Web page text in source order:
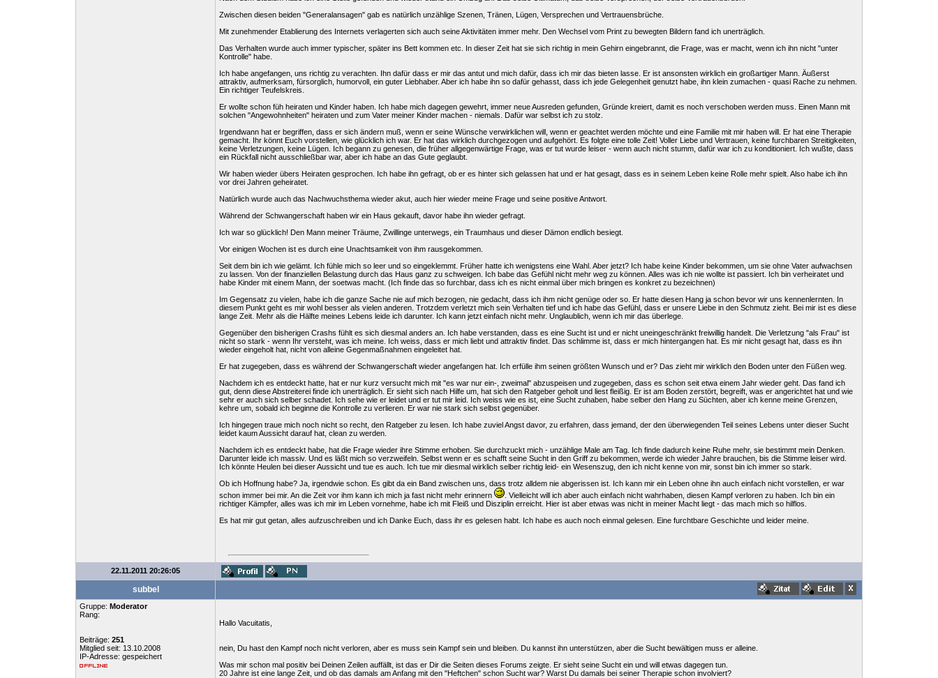
Zwischen diesen beiden "Generalansagen" gab es natürlich unzählige Szenen, Tränen, Lügen, Versprechen und Vertrauensbrüche.
Mit zunehmender Etablierung des Internets verlagerten sich auch seine Aktivitäten immer mehr. Den Wechsel vom Print zu bewegten Bildern fand ich unerträglich.
Das Verhalten wurde auch immer typischer, später ins Bett kommen etc. In dieser Zeit hat sie sich richtig in mein Gehirn eingebrannt, die Frage, was er macht, wenn ich ihn nicht "unter
Kontrolle" habe.
Ich habe angefangen, uns richtig zu verachten. Ihn dafür dass er mir das antut und mich dafür, dass ich mir das bieten lasse. Er ist ansonsten wirklich ein großartiger Mann. Äußerst
attraktiv, aufmerksam, fürsorglich, humorvoll, ein guter Liebhaber. Aber ich habe ihn so dafür gehasst, dass ich jede Gelegenheit genutzt habe, ihn klein zumachen - quasi Rache zu nehmen.
Ein richtiger Teufelskreis.
Er wollte schon füh heiraten und Kinder haben. Ich habe mich dagegen gewehrt, immer neue Ausreden gefunden, Gründe kreiert, damit es noch verschoben werden muss. Einen Mann mit
solchen "Angewohnheiten" heiraten und zum Vater meiner Kinder machen - niemals. Dafür war selbst ich zu stolz.
Irgendwann hat er begriffen, dass er sich ändern muß, wenn er seine Wünsche verwirklichen will, wenn er geachtet werden möchte und eine Familie mit mir haben will. Er hat eine Therapie
gemacht. Ihr könnt Euch vorstellen, wie glücklich ich war. Er hat das wirklich durchgezogen und aufgehört. Es folgte eine tolle Zeit! Voller Liebe und Vertrauen, keine furchbaren Streitigkeiten,
keine Verletzungen, keine Lügen. Ich begann zu genesen, die früher allgegenwärtige Frage, was er tut wurde leiser - wenn auch nicht stumm, dafür war ich zu konditioniert. Ich wußte, dass
ein Rückfall nicht ausschließbar war, aber ich habe an das Gute geglaubt.
Wir haben wieder übers Heiraten gesprochen. Ich habe ihn gefragt, ob er es hinter sich gelassen hat und er hat gesagt, dass es in seinem Leben keine Rolle mehr spielt. Also habe ich ihn
vor drei Jahren geheiratet.
Natürlich wurde auch das Nachwuchsthema wieder akut, auch hier wieder meine Frage und seine positive Antwort.
Während der Schwangerschaft haben wir ein Haus gekauft, davor habe ihn wieder gefragt.
Ich war so glücklich! Den Mann meiner Träume, Zwillinge unterwegs, ein Traumhaus und dieser Dämon endlich besiegt.
Vor einigen Wochen ist es durch eine Unachtsamkeit von ihm rausgekommen.
Seit dem bin ich wie gelämt. Ich fühle mich so leer und so eingeklemmt. Früher hatte ich wenigstens eine Wahl. Aber jetzt? Ich habe keine Kinder bekommen, um sie ohne Vater aufwachsen
zu lassen. Von der finanziellen Belastung durch das Haus ganz zu schweigen. Ich babe das Gefühl nicht mehr weg zu können. Alles was ich nie wollte ist passiert. Ich bin verheiratet und
habe Kinder mit einem Mann, der soetwas macht. (Ich finde das so furchbar, dass ich es nicht einmal über mich bringen es konkret zu bezeichnen)
Im Gegensatz zu vielen, habe ich die ganze Sache nie auf mich bezogen, nie gedacht, dass ich ihm nicht genüge oder so. Er hatte diesen Hang ja schon bevor wir uns kennenlernten. In
diesem Punkt geht es mir wohl besser als vielen anderen. Trotzdem verletzt mich sein Verhalten tief und ich habe das Gefühl, dass er unsere Liebe in den Schmutz zieht. Bei mir ist es diese
lange Zeit. Mehr als die Hälfte meines Lebens leide ich darunter. Ich kann jetzt einfach nicht mehr. Unglaublich, wenn ich mir das überlege.
Gegenüber den bisherigen Crashs fühlt es sich diesmal anders an. Ich habe verstanden, dass es eine Sucht ist und er nicht uneingeschränkt freiwillig handelt. Die Verletzung "als Frau" ist
nicht so stark - wenn Ihr versteht, was ich meine. Ich weiss, dass er mich liebt und attraktiv findet. Das schlimme ist, dass er mich hintergangen hat. Es mir nicht gesagt hat, dass es ihn
wieder eingeholt hat, nicht von alleine Gegenmaßnahmen eingeleitet hat.
Er hat zugegeben, dass es während der Schwangerschaft wieder angefangen hat. Ich erfülle ihm seinen größten Wunsch und er? Das zieht mir wirklich den Boden unter den Füßen weg.
Nachdem ich es entdeckt hatte, hat er nur kurz versucht mich mit "es war nur ein-, zweimal" abzuspeisen und zugegeben, dass es schon seit etwa einem Jahr wieder geht. Das fand ich
gut, denn diese Abstreiterei finde ich unerträglich. Er sieht sich nach Hilfe um, hat sich den Ratgeber geholt und liest fleißig. Er ist am Boden zerstört, begreift, was er angerichtet hat und wie
sehr er auch sich selber schadet. Ich sehe wie er leidet und er tut mir leid. Ich weiss wie es ist, eine Sucht zuhaben, habe selber den Hang zu Süchten, aber ich kenne meine Grenzen,
kehre um, sobald ich beginne die Kontrolle zu verlieren. Er war nie stark sich selbst gegenüber.
Ich hingegen traue mich noch nicht so recht, den Ratgeber zu lesen. Ich habe zuviel Angst davor, zu erfahren, dass jemand, der den überwiegenden Teil seines Lebens unter dieser Sucht
leidet kaum Aussicht darauf hat, clean zu werden.
Nachdem ich es entdeckt habe, hat die Frage wieder ihre Stimme erhoben. Sie durchzuckt mich - unzählige Male am Tag. Ich finde dadurch keine Ruhe mehr, sie bestimmt mein Denken.
Darunter leide ich massiv. Und es läßt mich so verzweifeln. Selbst wenn er es schafft seine Sucht in den Griff zu bekommen, werde ich wieder Jahre brauchen, bis die Stimme leiser wird.
Ich könnte Heulen bei dieser Aussicht und tue es auch. Ich tue mir diesmal wirklich selber richtig leid- ein Wesenszug, den ich nicht kenne von mir, sonst bin ich immer so stark.
Ob ich Hoffnung habe? Ja, irgendwie schon. Es gibt da ein Band zwischen uns, dass trotz alldem nie abgerissen ist. Ich kann mir ein Leben ohne ihn auch einfach nicht vorstellen, er war
schon immer bei mir. An die Zeit vor ihm kann ich mich ja fast nicht mehr erinnern
. Vielleicht will ich aber auch einfach nicht wahrhaben, diesen Kampf verloren zu haben. Ich bin ein
richtiger Kämpfer, alles was ich mir im Leben vornehme, habe ich mit Fleiß und Disziplin erreicht. Hier ist aber etwas was nicht in meiner Macht liegt - das mach mich so hilflos.
Es hat mir gut getan, alles aufzuschreiben und ich Danke Euch, dass ihr es gelesen habt. Ich habe es auch noch einmal gelesen. Eine furchtbare Geschichte und leider meine.
22.11.2011 20:26:05
subbel
Gruppe: Moderator
Rang:
Beiträge: 251
Mitglied seit: 13.10.2008
IP-Adresse: gespeichert
Hallo Vacuitatis,
nein, Du hast den Kampf noch nicht verloren, aber es muss sein Kampf sein und bleiben. Du kannst ihn unterstützen, aber die Sucht bewältigen muss er alleine.
Was mir schon mal positiv bei Deinen Zeilen auffällt, ist das er Dir die Seiten dieses Forums zeigte. Er sieht seine Sucht ein und will etwas dagegen tun.
20 Jahre ist eine lange Zeit, und ob das damals am Anfang mit den "Heftchen" schon Sucht war? Warst Du damals bei seiner Therapie schon involviert?